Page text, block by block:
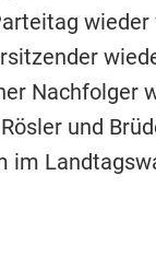
Nachfolger
und
im